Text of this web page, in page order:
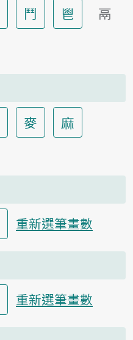
鬥 鬯
鬲
麥 麻
重新選筆畫數
重新選筆畫數